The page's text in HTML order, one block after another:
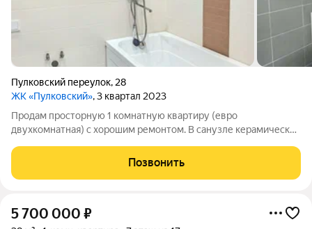
Пулковский переулок, 28
ЖК «Пулковский», 3 квартал 2023
Продам просторную 1 комнатную квартиру (евро
двухкомнатная) с хорошим ремонтом. В санузле керамическая
сантехника. Площадь квартиры с учётом балкона - 45 кв. м, без
балкона - 42.2 кв. м. Санузел
Позвонить
5 700 000 ₽